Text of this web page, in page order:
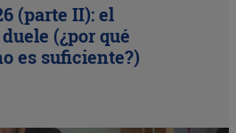
(parte II): el
(¿por qué
es suficiente?)